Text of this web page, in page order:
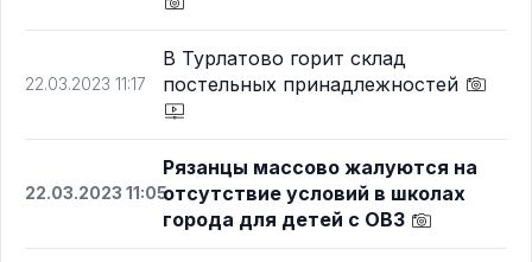
22.03.2023 11:17
В Турлатово горит склад
постельных принадлежностей
22.03.2023 11:05
Рязанцы массово жалуются на
отсутствие условий в школах
города для детей с ОВЗ